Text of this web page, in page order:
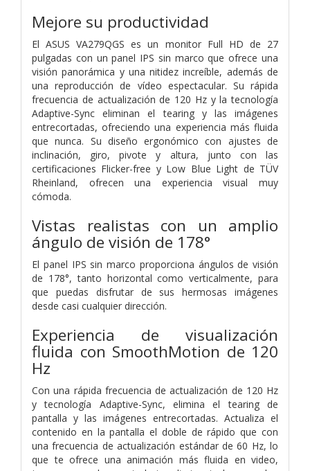
Mejore su productividad
El ASUS VA279QGS es un monitor Full HD de 27
pulgadas con un panel IPS sin marco que ofrece una
visión panorámica y una nitidez increíble, además de
una reproducción de vídeo espectacular. Su rápida
frecuencia de actualización de 120 Hz y la tecnología
Adaptive-Sync eliminan el tearing y las imágenes
entrecortadas, ofreciendo una experiencia más fluida
que nunca. Su diseño ergonómico con ajustes de
inclinación, giro, pivote y altura, junto con las
certificaciones Flicker-free y Low Blue Light de TÜV
Rheinland, ofrecen una experiencia visual muy
cómoda.
Vistas realistas con un amplio
ángulo de visión de 178°
El panel IPS sin marco proporciona ángulos de visión
de 178°, tanto horizontal como verticalmente, para
que puedas disfrutar de sus hermosas imágenes
desde casi cualquier dirección.
Experiencia de visualización
fluida con SmoothMotion de 120
Hz
Con una rápida frecuencia de actualización de 120 Hz
y tecnología Adaptive-Sync, elimina el tearing de
pantalla y las imágenes entrecortadas. Actualiza el
contenido en la pantalla el doble de rápido que con
una frecuencia de actualización estándar de 60 Hz, lo
que te ofrece una animación más fluida en video,